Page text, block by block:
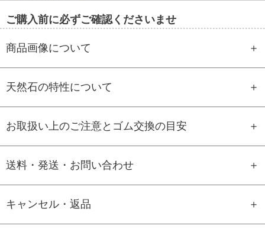
ご購入前に必ずご確認くださいませ
商品画像について
天然石の特性について
お取扱い上のご注意とゴム交換の目安
送料・発送・お問い合わせ
キャンセル・返品